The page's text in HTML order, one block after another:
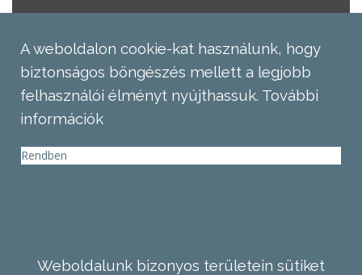
A weboldalon cookie-kat használunk, hogy
biztonságos böngészés mellett a legjobb
felhasználói élményt nyújthassuk. További
információk
Rendben
Weboldalunk bizonyos területein sütiket